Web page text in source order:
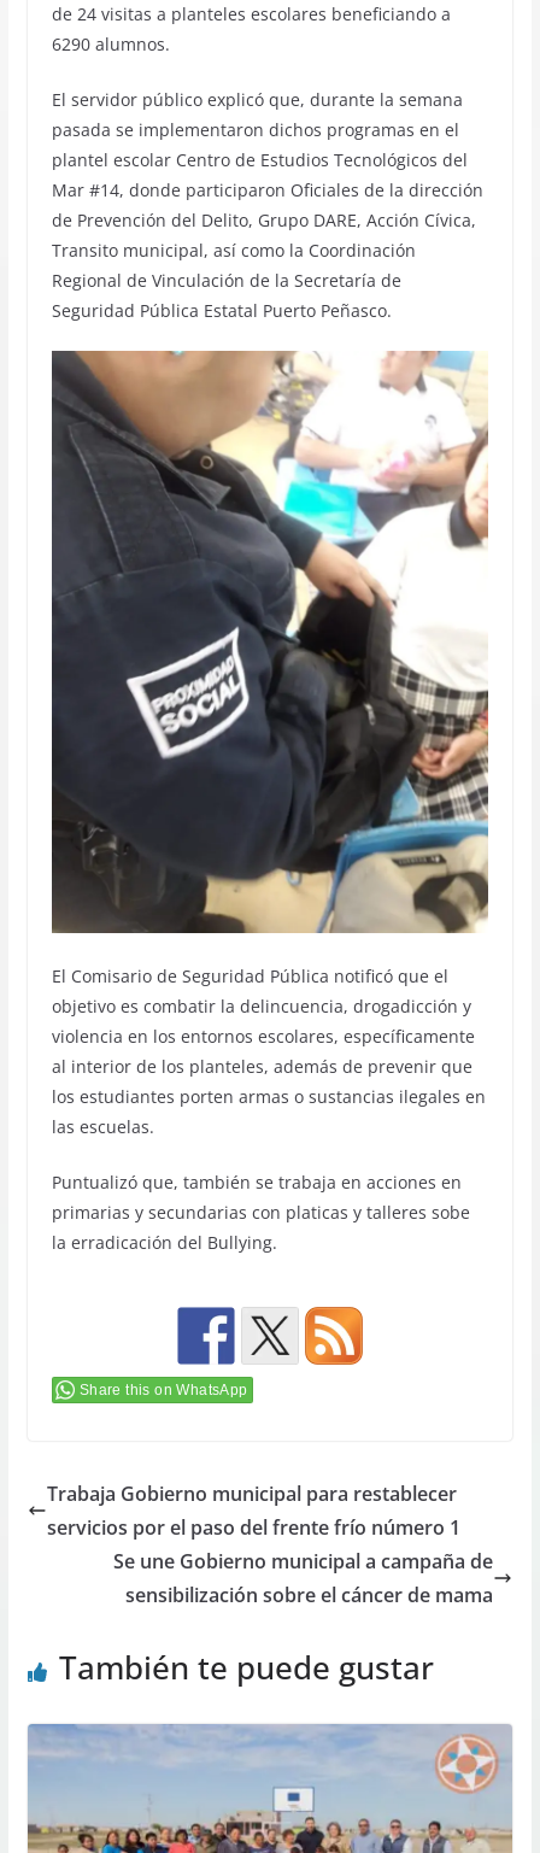
de 24 visitas a planteles escolares beneficiando a
6290 alumnos.
El servidor público explicó que, durante la semana
pasada se implementaron dichos programas en el
plantel escolar Centro de Estudios Tecnológicos del
Mar #14, donde participaron Oficiales de la dirección
de Prevención del Delito, Grupo DARE, Acción Cívica,
Transito municipal, así como la Coordinación
Regional de Vinculación de la Secretaría de
Seguridad Pública Estatal Puerto Peñasco.
El Comisario de Seguridad Pública notificó que el
objetivo es combatir la delincuencia, drogadicción y
violencia en los entornos escolares, específicamente
al interior de los planteles, además de prevenir que
los estudiantes porten armas o sustancias ilegales en
las escuelas.
Puntualizó que, también se trabaja en acciones en
primarias y secundarias con platicas y talleres sobe
la erradicación del Bullying.
Share this on WhatsApp
Trabaja Gobierno municipal para restablecer
servicios por el paso del frente frío número 1
Se une Gobierno municipal a campaña de
sensibilización sobre el cáncer de mama
También te puede gustar